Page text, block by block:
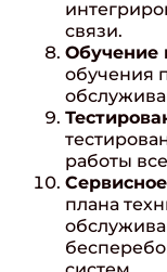
связи.
Обучение
обучения
работы
плана